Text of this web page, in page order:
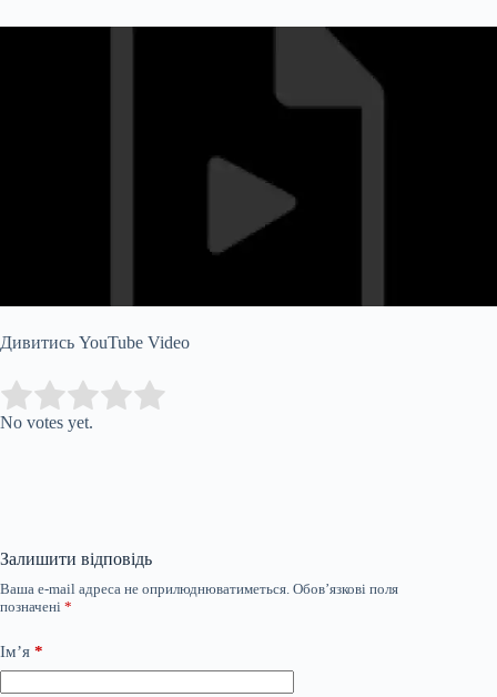
Дивитись YouTube Video
Rate this item:
No votes yet.
Залишити відповідь
Ваша e-mail адреса не оприлюднюватиметься. Обов’язкові поля
позначені *
Ім’я *